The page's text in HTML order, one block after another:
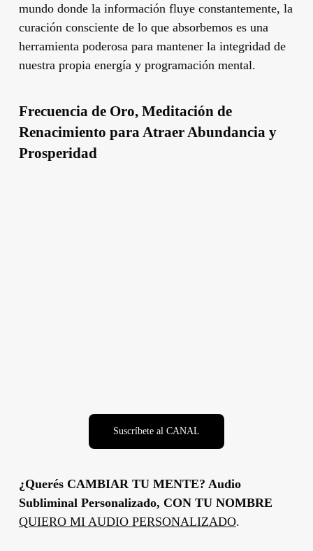
mundo donde la información fluye constantemente, la
curación consciente de lo que absorbemos es una
herramienta poderosa para mantener la integridad de
nuestra propia energía y programación mental.
Frecuencia de Oro, Meditación de
Renacimiento para Atraer Abundancia y
Prosperidad
Suscríbete al CANAL
¿Querés CAMBIAR TU MENTE? Audio
Subliminal Personalizado, CON TU NOMBRE
QUIERO MI AUDIO PERSONALIZADO.